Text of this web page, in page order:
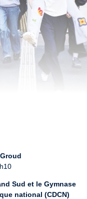
Sud et le Gymnase
national (CDCN)